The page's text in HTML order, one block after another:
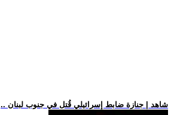
.. شاهد | جنازة ضابط إسرائيلي قُتل في جنوب لبنان